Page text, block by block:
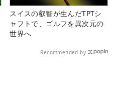
スイスの叡智が生んだTPTシ
ャフトで、ゴルフを異次元の
世界へ
Recommended by